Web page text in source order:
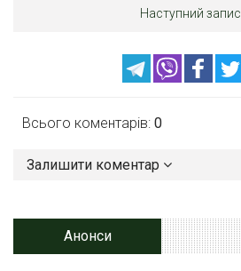
Наступний запис
Всього коментарів: 0
Залишити коментар
Анонси